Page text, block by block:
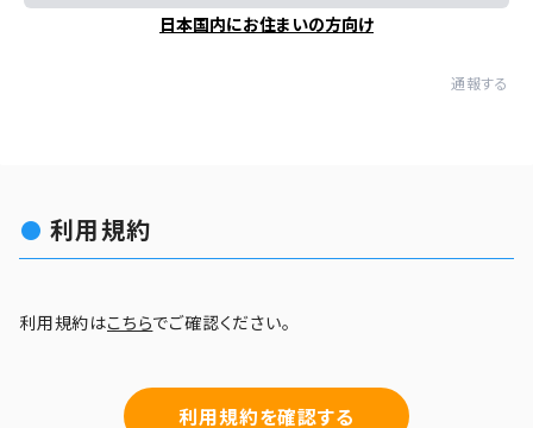
日本国内にお住まいの方向け
通報する
利用規約
利用規約はこちらでご確認ください。
利用規約を確認する